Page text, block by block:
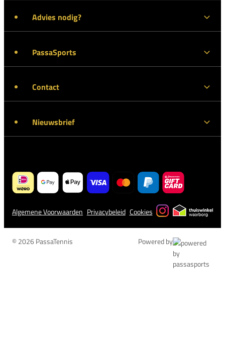
Advies nodig?
PassaSports
Contact
Nieuwsbrief
Algemene Voorwaarden Privacybeleid Cookies
© 2026 PassaTennis Powered by